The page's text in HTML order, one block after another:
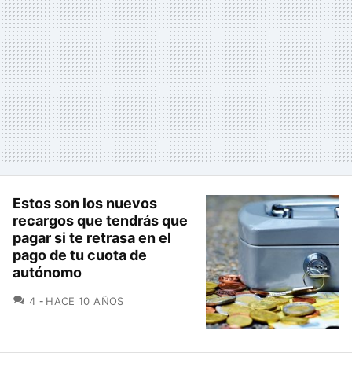
Estos son los nuevos
recargos que tendrás que
pagar si te retrasa en el
pago de tu cuota de
autónomo
4 COMENTARIOS
HACE 10 AÑOS